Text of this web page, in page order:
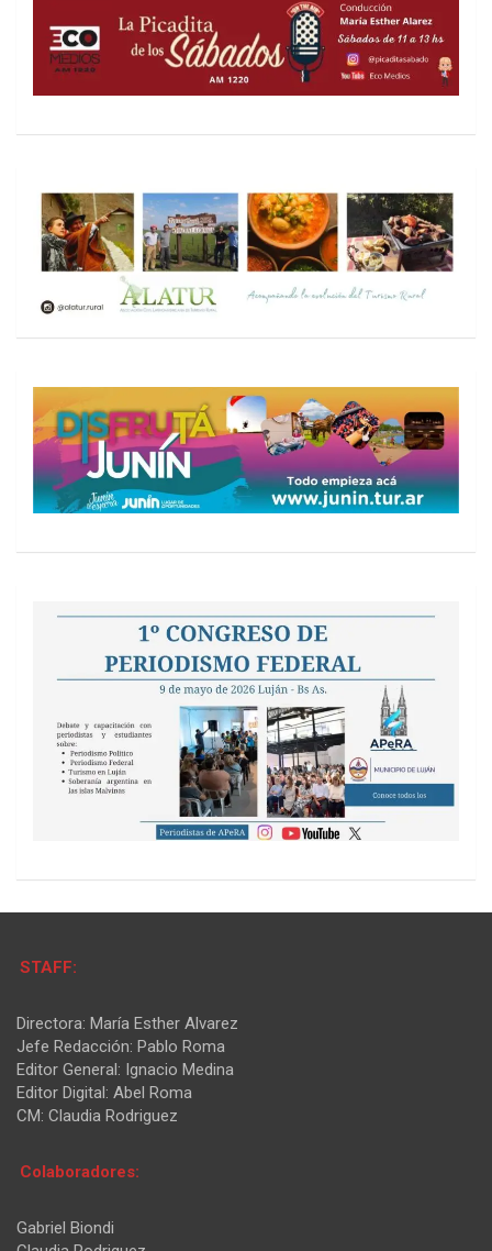
STAFF:
Directora: María Esther Alvarez
Jefe Redacción: Pablo Roma
Editor General: Ignacio Medina
Editor Digital: Abel Roma
CM: Claudia Rodriguez
Colaboradores:
Gabriel Biondi